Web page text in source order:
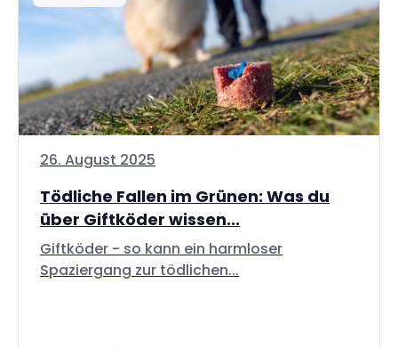
26. August 2025
Tödliche Fallen im Grünen: Was du
über Giftköder wissen...
Giftköder - so kann ein harmloser
Spaziergang zur tödlichen...